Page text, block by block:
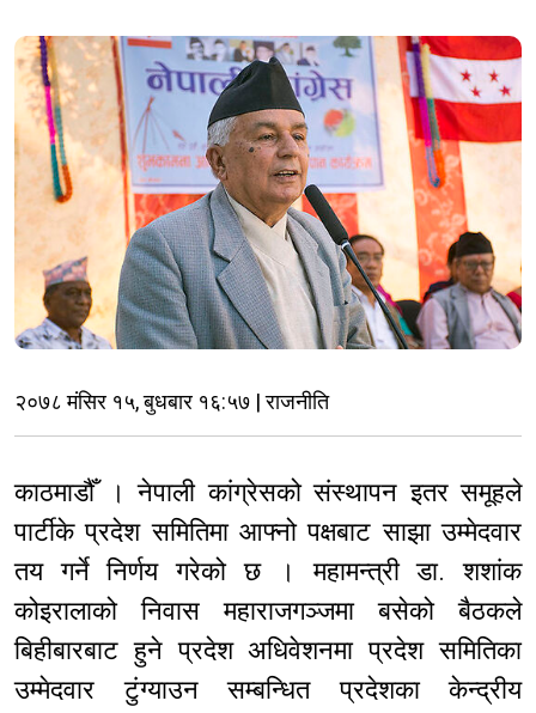
२०७८ मंसिर १५, बुधबार १६:५७ | राजनीति
काठमाडौँ । नेपाली कांग्रेसको संस्थापन इतर समूहले
पार्टीके प्रदेश समितिमा आफ्नो पक्षबाट साझा उम्मेदवार
तय गर्ने निर्णय गरेको छ । महामन्त्री डा‍. शशांक
कोइरालाको निवास महाराजगञ्जमा बसेको बैठकले
बिहीबारबाट हुने प्रदेश अधिवेशनमा प्रदेश समितिका
उम्मेदवार टुंग्याउन सम्बन्धित प्रदेशका केन्द्रीय